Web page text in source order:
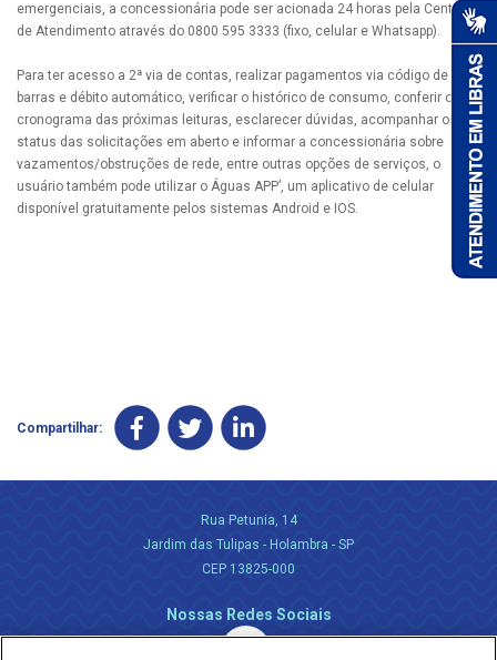
emergenciais, a concessionária pode ser acionada 24 horas pela Central
de Atendimento através do 0800 595 3333 (fixo, celular e Whatsapp).
Para ter acesso a 2ª via de contas, realizar pagamentos via código de
barras e débito automático, verificar o histórico de consumo, conferir o
cronograma das próximas leituras, esclarecer dúvidas, acompanhar os
status das solicitações em aberto e informar a concessionária sobre
vazamentos/obstruções de rede, entre outras opções de serviços, o
usuário também pode utilizar o Águas APP’, um aplicativo de celular
disponível gratuitamente pelos sistemas Android e IOS.
Compartilhar:
Rua Petunia, 14
Jardim das Tulipas - Holambra - SP
CEP 13825-000
Nossas Redes Sociais